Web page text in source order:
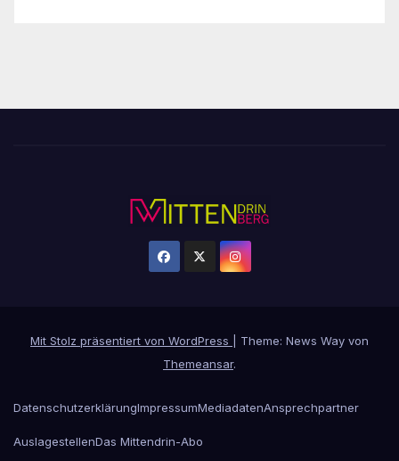
Mit Stolz präsentiert von WordPress
Theme: News Way von
Themeansar.
DatenschutzerklärungImpressumMediadatenAnsprechpartner
AuslagestellenDas Mittendrin-Abo